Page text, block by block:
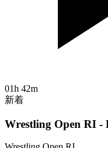
01h 42m
新着
Wrestling Open RI -